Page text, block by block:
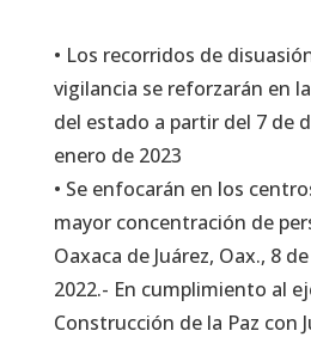
• Los recorridos de
vigilancia se reforzarán en
del estado a partir del 7 de
enero de 2023
• Se enfocarán en los
mayor concentración de
Oaxaca de Juárez, Oax., 8
2022.- En cumplimiento al
Construcción de la Paz con